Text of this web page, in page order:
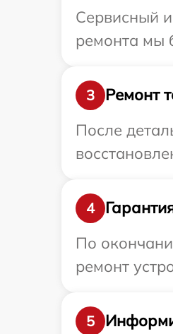
Сервисный
ремонта мы
3
Ремонт
После
4
По
ремонт
5